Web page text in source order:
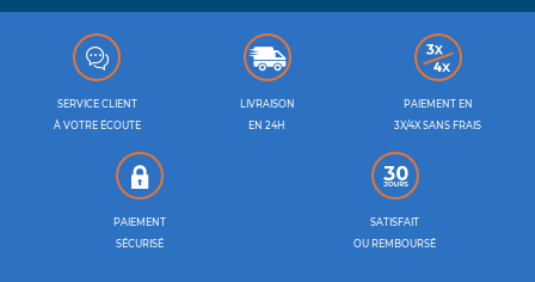
SERVICE CLIENT
À VOTRE ÉCOUTE
LIVRAISON
EN 24H
PAIEMENT EN
3X/4X SANS FRAIS
PAIEMENT
SÉCURISÉ
SATISFAIT
OU REMBOURSÉ